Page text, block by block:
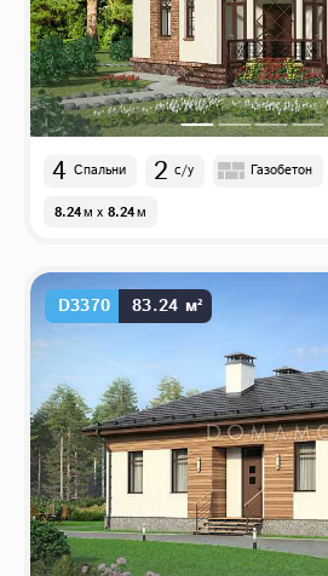
4 Спальни 2 с/у Газобетон
8.24м x 8.24м
D3370 83.24 м²